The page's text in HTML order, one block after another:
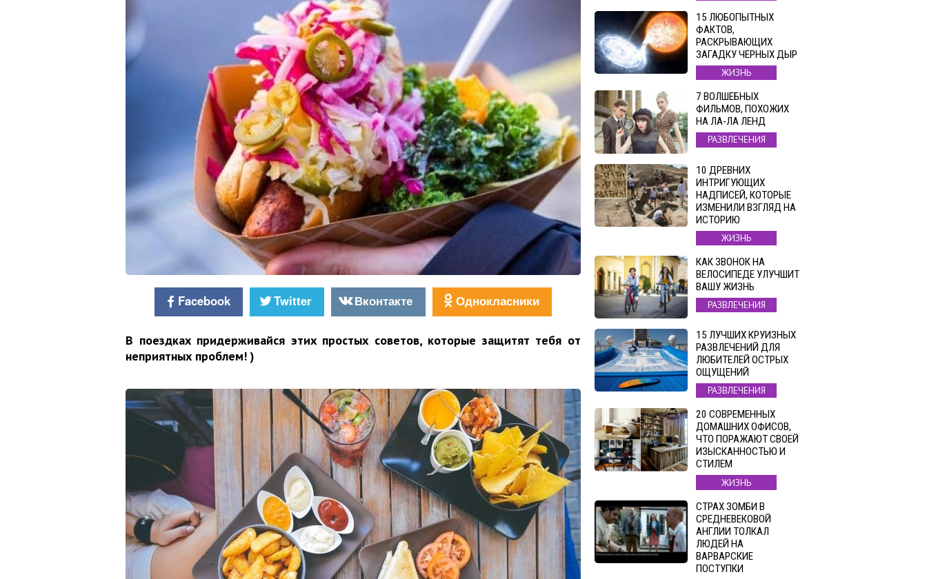
Facebook Twitter Вконтакте Однокласники
В поездках придерживайся этих простых советов, которые защитят тебя от
неприятных проблем! )
15 ЛЮБОПЫТНЫХ
ФАКТОВ,
РАСКРЫВАЮЩИХ
ЗАГАДКУ ЧЕРНЫХ ДЫР
ЖИЗНЬ
7 ВОЛШЕБНЫХ
ФИЛЬМОВ, ПОХОЖИХ
НА ЛА-ЛА ЛЕНД
РАЗВЛЕЧЕНИЯ
10 ДРЕВНИХ
ИНТРИГУЮЩИХ
НАДПИСЕЙ, КОТОРЫЕ
ИЗМЕНИЛИ ВЗГЛЯД НА
ИСТОРИЮ
ЖИЗНЬ
КАК ЗВОНОК НА
ВЕЛОСИПЕДЕ УЛУЧШИТ
ВАШУ ЖИЗНЬ
РАЗВЛЕЧЕНИЯ
15 ЛУЧШИХ КРУИЗНЫХ
РАЗВЛЕЧЕНИЙ ДЛЯ
ЛЮБИТЕЛЕЙ ОСТРЫХ
ОЩУЩЕНИЙ
РАЗВЛЕЧЕНИЯ
20 СОВРЕМЕННЫХ
ДОМАШНИХ ОФИСОВ,
ЧТО ПОРАЖАЮТ СВОЕЙ
ИЗЫСКАННОСТЬЮ И
СТИЛЕМ
ЖИЗНЬ
СТРАХ ЗОМБИ В
СРЕДНЕВЕКОВОЙ
АНГЛИИ ТОЛКАЛ
ЛЮДЕЙ НА
ВАРВАРСКИЕ
ПОСТУПКИ